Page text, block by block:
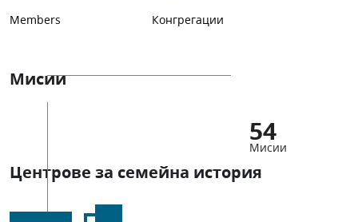
Members Конгрегации
Мисии
54
Мисии
Центрове за семейна история